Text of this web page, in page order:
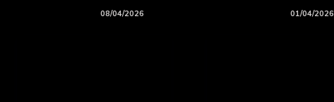
08/04/2026 01/04/2026